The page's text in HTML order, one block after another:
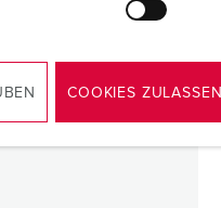
COOKIES ZULASSEN